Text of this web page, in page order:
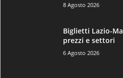
8 Agosto 2026
Biglietti Lazio-
prezzi e settori
6 Agosto 2026